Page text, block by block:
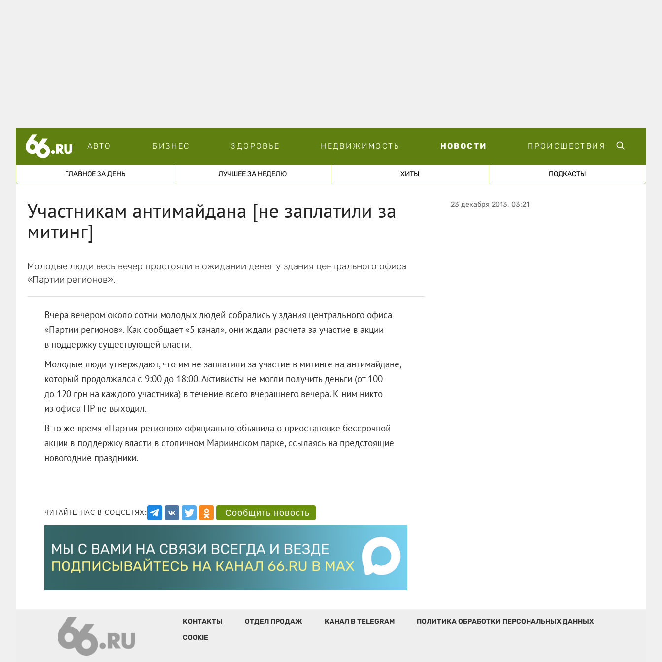
АВТО БИЗНЕС ЗДОРОВЬЕ НЕДВИЖИМОСТЬ НОВОСТИ ПРОИСШЕСТВИЯ
ГЛАВНОЕ ЗА ДЕНЬ ЛУЧШЕЕ ЗА НЕДЕЛЮ ХИТЫ ПОДКАСТЫ
Участникам антимайдана [не заплатили за
митинг]
Молодые люди весь вечер простояли в ожидании денег у здания центрального офиса
«Партии регионов».
Вчера вечером около сотни молодых людей собрались у здания центрального офиса
«Партии регионов». Как сообщает «5 канал», они ждали расчета за участие в акции
в поддержку существующей власти.
Молодые люди утверждают, что им не заплатили за участие в митинге на антимайдане,
который продолжался с 9:00 до 18:00. Активисты не могли получить деньги (от 100
до 120 грн на каждого участника) в течение всего вчерашнего вечера. К ним никто
из офиса ПР не выходил.
В то же время «Партия регионов» официально объявила о приостановке бессрочной
акции в поддержку власти в столичном Мариинском парке, ссылаясь на предстоящие
новогодние праздники.
ЧИТАЙТЕ НАС В СОЦСЕТЯХ: Сообщить новость
23 декабря 2013, 03:21
КОНТАКТЫ ОТДЕЛ ПРОДАЖ КАНАЛ В TELEGRAM
ПОЛИТИКА ОБРАБОТКИ ПЕРСОНАЛЬНЫХ ДАННЫХ
COOKIE